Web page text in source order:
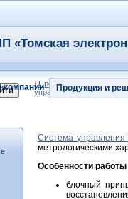
компании Продукция и
«Томская
/Продукция и решения
управления дозатором
Система
метрологическими
Особенности работы
блочный